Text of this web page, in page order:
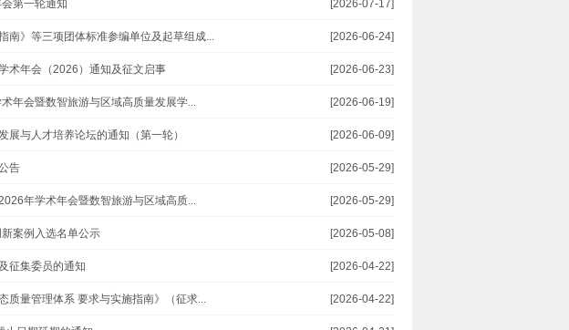
第一轮通知 [2026-07-17]
南》等三项团体标准参编单位及起草组成... [2026-06-24]
术年会（2026）通知及征文启事 [2026-06-23]
年会暨数智旅游与区域高质量发展学... [2026-06-19]
与人才培养论坛的通知（第一轮） [2026-06-09]
告 [2026-05-29]
年学术年会暨数智旅游与区域高质... [2026-05-29]
案例入选名单公示 [2026-05-08]
征集委员的通知 [2026-04-22]
质量管理体系 要求与实施指南》（征求... [2026-04-22]